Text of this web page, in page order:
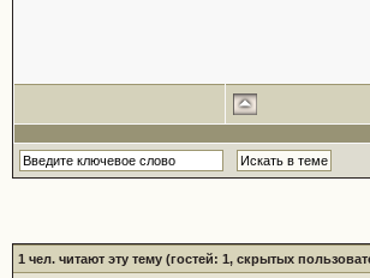
1 чел. читают эту тему (гостей: 1, скрытых